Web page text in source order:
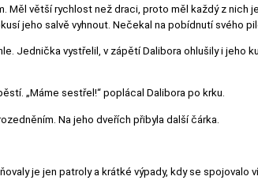
Měl větší rychlost než draci, proto měl každý z
jeho salvě vyhnout. Nečekal na pobídnutí svého
Jednička vystřelil, v zápětí Dalibora ohlušily i
„Máme sestřel!“ poplácal Dalibora po krku.
Na jeho dveřích přibyla další čárka.
je jen patroly a krátké výpady, kdy se